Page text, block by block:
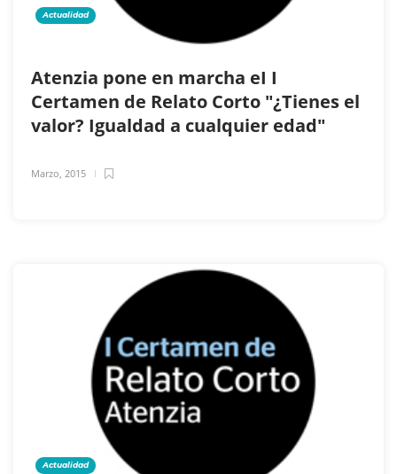
Actualidad
Atenzia pone en marcha eI I
Certamen de Relato Corto "¿Tienes el
valor? Igualdad a cualquier edad"
Marzo, 2015
Actualidad